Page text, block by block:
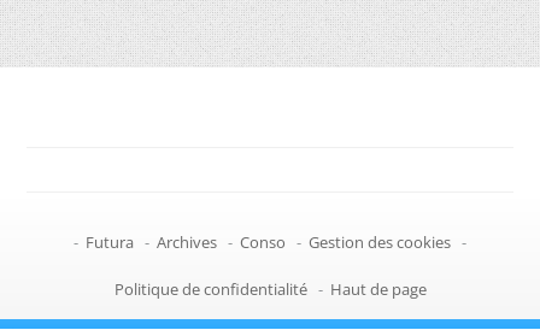
- Futura - Archives - Conso - Gestion des cookies -
Politique de confidentialité - Haut de page